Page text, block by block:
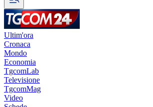
Ultim'ora
Cronaca
Mondo
Economia
TgcomLab
Televisione
TgcomMag
Video